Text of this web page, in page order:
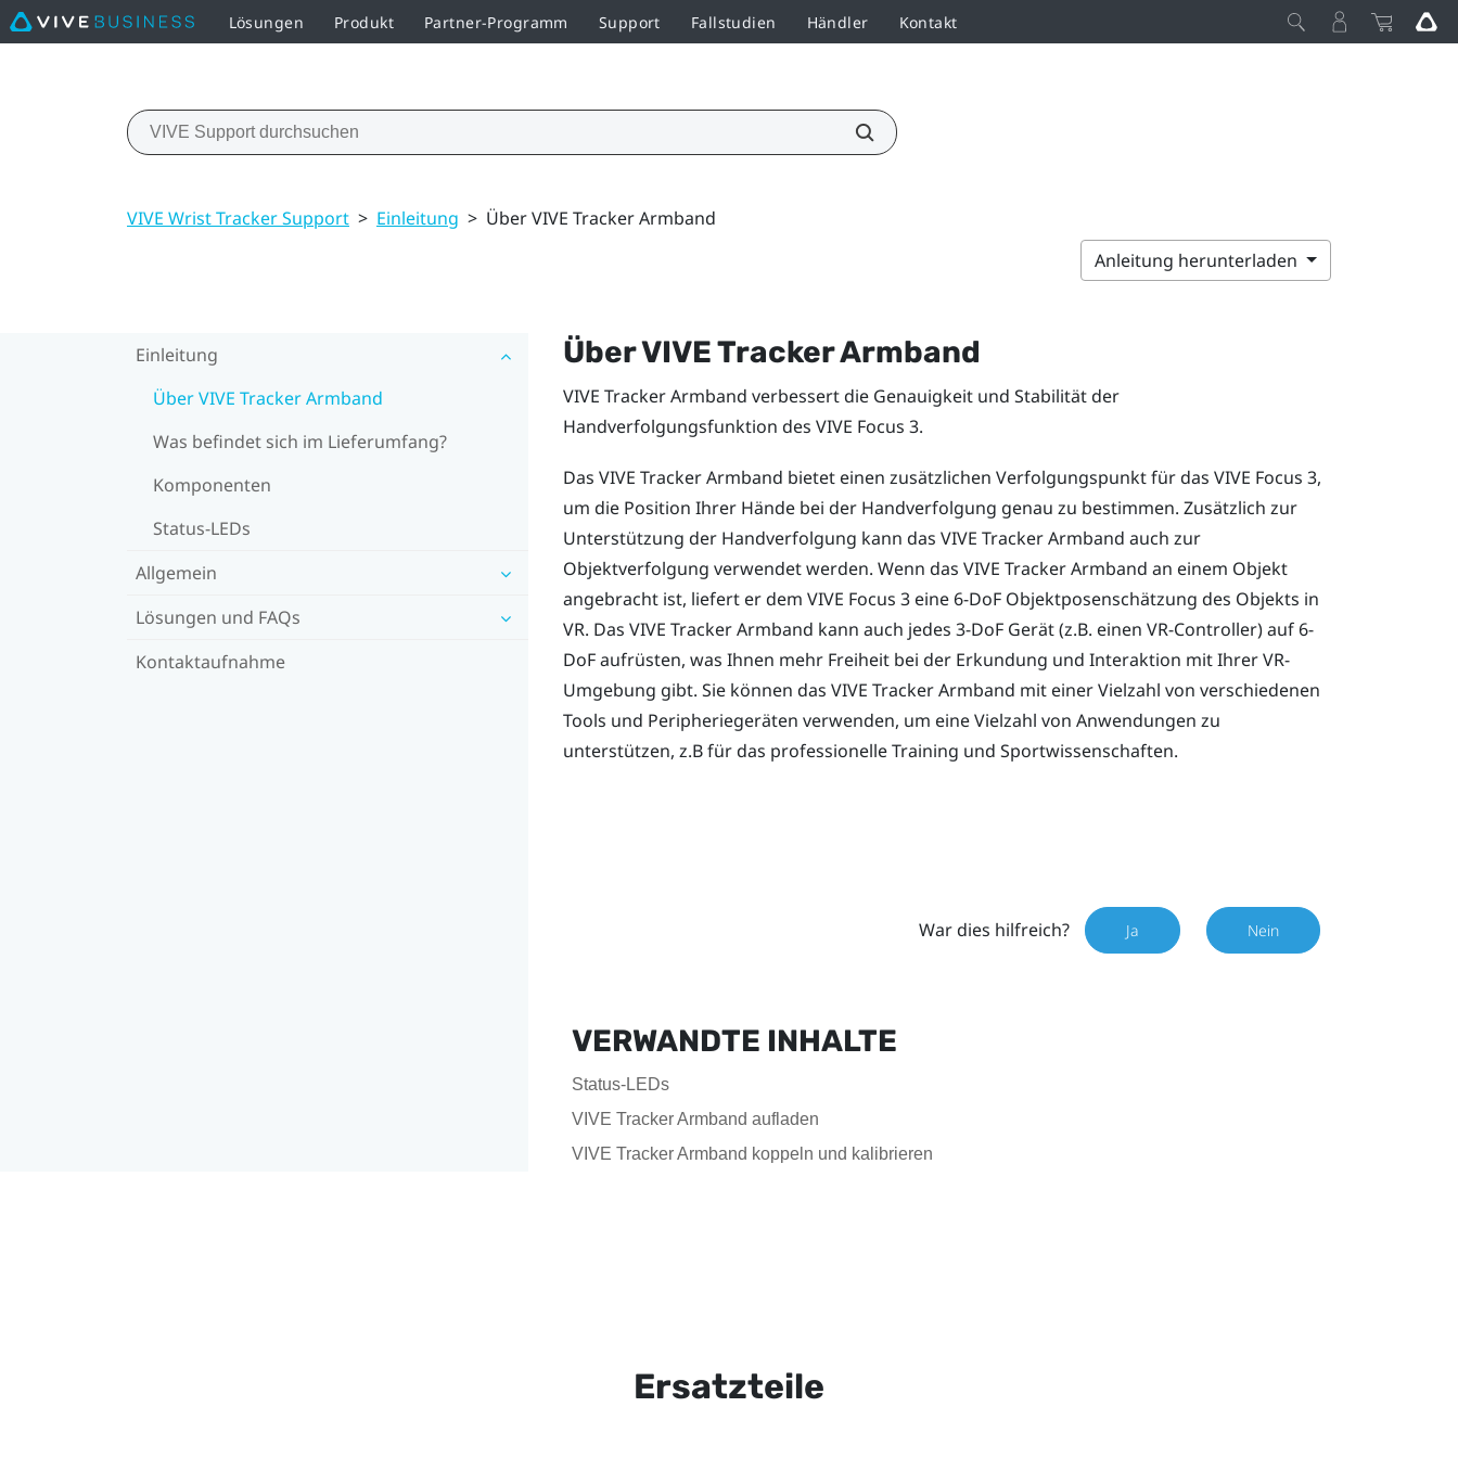
Lösungen Produkt Partner-Programm Support Fallstudien Händler Kontakt
VIVE Wrist Tracker Support > Einleitung > Über VIVE Tracker Armband
Anleitung herunterladen
Einleitung
Über VIVE Tracker Armband
Was befindet sich im Lieferumfang?
Komponenten
Status-LEDs
Allgemein
Lösungen und FAQs
Kontaktaufnahme
ÜberVIVE Tracker Armband
VIVE Tracker Armband verbessert die Genauigkeit und Stabilität der
Handverfolgungsfunktion des VIVE Focus 3.
Das VIVE Tracker Armband bietet einen zusätzlichen Verfolgungspunkt für das VIVE Focus 3,
um die Position Ihrer Hände bei der Handverfolgung genau zu bestimmen. Zusätzlich zur
Unterstützung der Handverfolgung kann das VIVE Tracker Armband auch zur
Objektverfolgung verwendet werden. Wenn das VIVE Tracker Armband an einem Objekt
angebracht ist, liefert er dem VIVE Focus 3eine 6-DoF Objektposenschätzung des Objekts in
VR. Das VIVE Tracker Armband kann auch jedes 3-DoF Gerät (z.B. einen VR-Controller) auf 6-
DoF aufrüsten, was Ihnen mehr Freiheit bei der Erkundung und Interaktion mit Ihrer VR-
Umgebung gibt. Sie können das VIVE Tracker Armband mit einer Vielzahl von verschiedenen
Tools und Peripheriegeräten verwenden, um eine Vielzahl von Anwendungen zu
unterstützen, z.B für das professionelle Training und Sportwissenschaften.
War dies hilfreich? Ja Nein
VERWANDTE INHALTE
Status-LEDs
VIVE Tracker Armband aufladen
VIVE Tracker Armband koppeln und kalibrieren
Ersatzteile